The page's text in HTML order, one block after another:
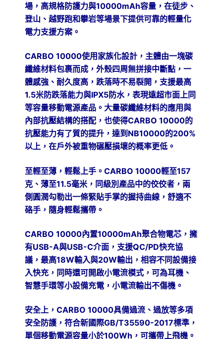
場，高規格防護力與10000mAh容量，在徒步、
登山、越野跑和攀岩等場景下提供可靠的輕量化
電力支援方案。
CARBO 10000使用家族化設計，主體由一塊碳
纖維材料包裹而成，外殼四周無拼接中斷點，一
體感強、耐久度高，跌落時不易裂開，支援最高
1.5米防跌落能力與IPX5防水，表現遠超市面上同
等容量移動電源產品。大量碳纖維材料的應用與
內部抗壓結構的搭配，也使得CARBO 10000的
抗壓能力有了質的提升，達到NB10000的200%
以上，在戶外被重物碾壓損壞的概率更低。
至輕至薄，輕鬆上手。CARBO 10000輕至157
克、薄至11.5毫米，同級別產品中的佼佼者，兩
側圓潤勾勒出一條緊貼手掌的握持曲線，舒適不
硌手，隨身輕鬆攜帶。
CARBO 10000內置10000mAh聚合物電芯，擁
有USB-A與USB-C介面，支援QC/PD快充協
議，最高18W輸入與20W輸出，相容不同設備接
入快充，同時還可開啟小電流模式，可為耳機、
智慧手環等小設備充電，小電流輸出不傷機。
安全上，CARBO 10000具備過流、過放等多項
安全防護，符合新國際GB/T35590-2017標準，
單個移動電源容量小於100Wh，可攜帶上飛機。